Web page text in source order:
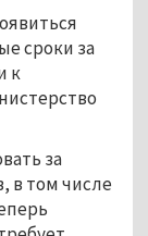
сроки за
к
за
в том числе